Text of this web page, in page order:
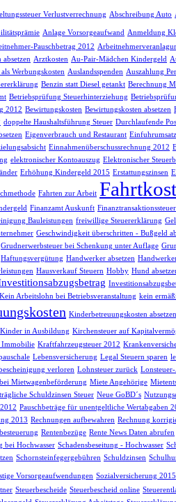
Verlustverrechnung Abschreibung Auto
Anlage Vorsorgeaufwand Anmeldung
Pauschbetrag 2012
Arztkosten Au-Pair-Mädchen Kindergeld
Werbungskosten Auslandsspenden Auszahlung
Benzin statt Diesel getankt Berechnung
Betriebsprüfung Steuerhinterziehung
2012 Bewirtungskosten Bewirtungskosten absetzen
doppelte Haushaltsführung Steuer Durchlaufende
Eigenverbrauch und Restaurant
Einnahmenüberschussrechnung 2012
elektronischer Kontoauszug Elektronischer
Erhöhung Kindergeld 2015 Erstattungszinsen
Fahrten zur Arbeit
Finanzamt Auskunft
Bauleistungen freiwillige Steuererklärung
Geschwindigkeit überschritten - Bußgeld
Grudnerwerbsteuer bei Schenkung unter Auflage
Haftungsvergütung Handwerker absetzen
Hausverkauf Steuern Hobby Hund
Kein Arbeitslohn bei Betriebsveranstaltung kein
Kinderbetreuungskosten absetzen
Kinder in Ausbildung Kirchensteuer auf
Immobilie Kraftfahrzeugsteuer 2012
Lebensversicherung Legal Steuern sparen
verloren Lohnsteuer zurück
Mietwagenbeförderung Miete Angehörige
Schuldzinsen Steuer Neue GoBD´s
Pauschbeträge für unentgeltliche Wertabgaben
2013 Rechnungen aufbewahren Rechnung
Rentenbezüge Rente News Daten abrufen
bei Hochwasser Schadensbeseitung - Hochwasser
Schornsteinfegergebühren Schuldzinsen
Vorsorgeaufwendungen Sozialversicherung 2015
Steuerbescheide Steuerbescheid online